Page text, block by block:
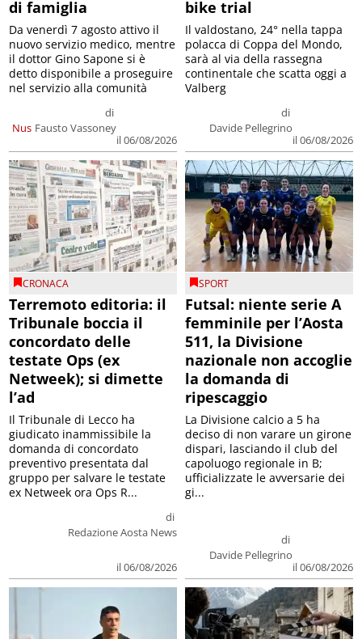
di
Fausto Vassoney
Da venerdì 7 agosto attivo il
nuovo servizio medico, mentre
il dottor Gino Sapone si è
detto disponibile a proseguire
nel servizio alla comunità
Davide Pellegrino
Il valdostano, 24° nella tappa
polacca di Coppa del Mondo,
sarà al via della rassegna
continentale che scatta oggi a
Valberg
CRONACA
Terremoto editoria: il
Tribunale boccia il
concordato delle
testate Ops (ex
Netweek); si dimette
l’ad
Redazione Aosta News
Il Tribunale di Lecco ha
giudicato inammissibile la
domanda di concordato
preventivo presentata dal
gruppo per salvare le testate
ex Netweek ora Ops R...
SPORT
Futsal: niente serie A
femminile per l’Aosta
511, la Divisione
nazionale non accoglie
la domanda di
ripescaggio
Davide Pellegrino
La Divisione calcio a 5 ha
deciso di non varare un girone
dispari, lasciando il club del
capoluogo regionale in B;
ufficializzate le avversarie dei
gi...